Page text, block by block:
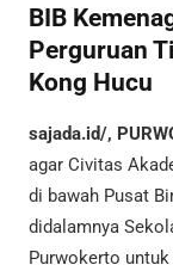
BIB
Perguruan
Kong Hucu
sajada.id/,
agar Civitas
di bawah Pusat
didalamnya
Purwokerto